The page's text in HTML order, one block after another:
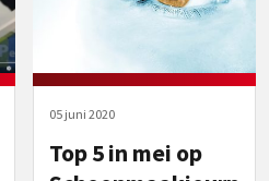
05 juni 2020
Top 5 in mei op